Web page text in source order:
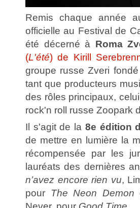
Remis chaque année
officielle au Festival de
été décerné à Roma
(L'été) de Kirill
groupe russe Zveri
tant que producteurs
des rôles principaux,
rock'n roll russe Zoopark
Il s'agit de la 8e édition
de mettre en lumière la
récompensée par les
lauréats des dernières
n’avez encore rien vu,
pour The Neon Demon